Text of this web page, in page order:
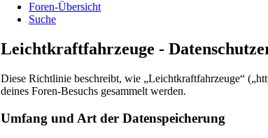
Foren-Übersicht
Suche
Leichtkraftfahrzeuge -
Diese Richtlinie beschreibt, wie „Leichtkraftfahrzeuge“
deines Foren-Besuchs gesammelt werden.
Umfang und Art der Datenspeicherung